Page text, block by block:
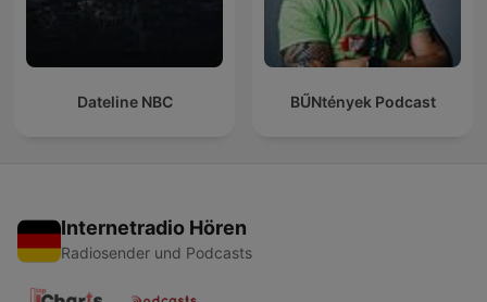
Dateline NBC BŰNtények Podcast
Internetradio Hören
Radiosender und Podcasts